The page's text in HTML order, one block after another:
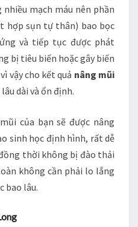
mạch máu nên phần
hợp sụn tự thân) bao bọc
và tiếp tục được phát
bị tiêu biến hoặc gây biến
vậy cho kết quả nâng mũi
dài và ổn định.
của bạn sẽ được nâng
sinh học định hình, rất dễ
thời không bị đào thải
không cần phải lo lắng
bao lâu.